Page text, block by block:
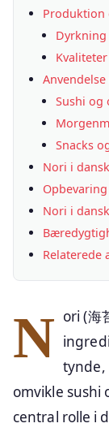
Produktion
Sushi og
Snacks
Nori i
Nori i
Relaterede
Nori (海苔) er en af de mest ikoniske
omvikle sushi
central rolle i